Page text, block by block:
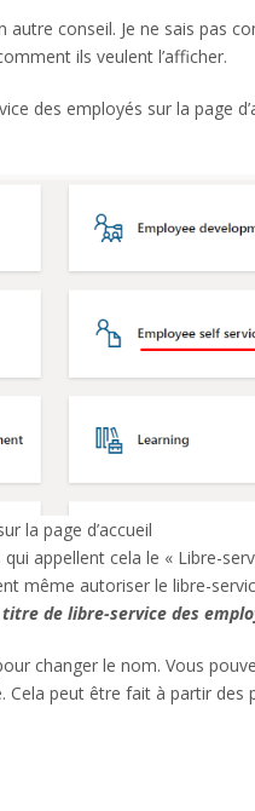
autre conseil. Je ne sais pas
ils veulent l’afficher.
des employés sur la page
la page d’accueil
appellent cela le « Libre-
même autoriser le libre-
de libre-service des
changer le nom. Vous
Cela peut être fait à partir des